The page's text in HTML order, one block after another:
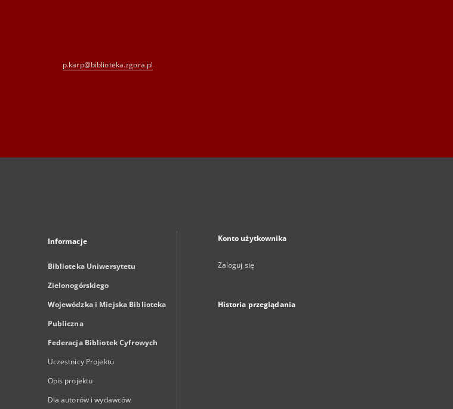
p.karp@biblioteka.zgora.pl
Informacje
Biblioteka Uniwersytetu
Zielonogórskiego
Wojewódzka i Miejska Biblioteka
Publiczna
Federacja Bibliotek Cyfrowych
Uczestnicy Projektu
Opis projektu
Dla autorów i wydawców
Konto użytkownika
Zaloguj się
Historia przeglądania